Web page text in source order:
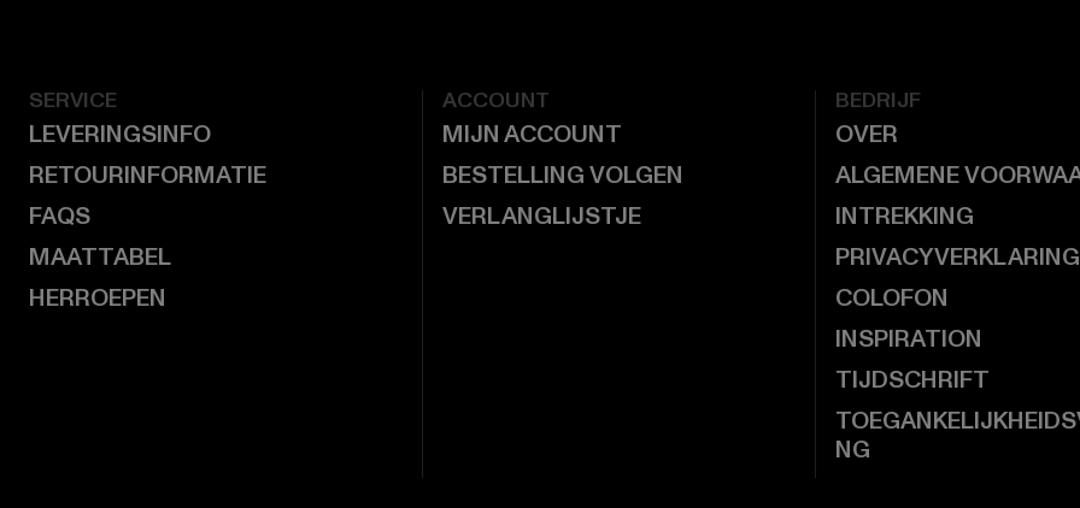
SERVICE
LEVERINGSINFO
RETOURINFORMATIE
FAQS
MAATTABEL
HERROEPEN
ACCOUNT
MIJN ACCOUNT
BESTELLING VOLGEN
VERLANGLIJSTJE
BEDRIJF
OVER
ALGEMENE
INTREKKING
PRIVACYVERKLARING
COLOFON
INSPIRATION
TIJDSCHRIFT
NG